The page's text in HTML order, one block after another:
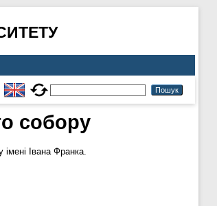
собору
імені Івана Франка.